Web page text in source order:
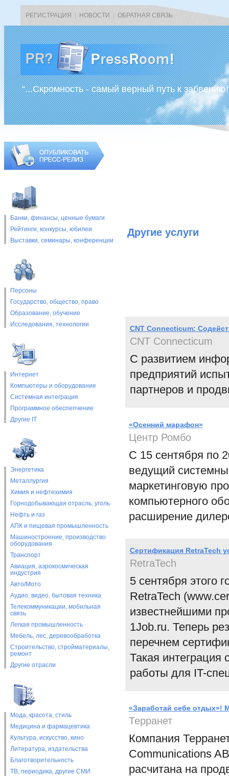
РЕГИСТРАЦИЯ НОВОСТИ ОБРАТНАЯ СВЯЗЬ
“...Скромность - самый верный путь к
Банки, финансы, ценные бумаги
Рейтинги, конкурсы, юбилеи
Выставки, cеминары, конференции
Персоны
Государство, общество, право
Образование, обучение
Исследования, технологии
Интернет
Компьютеры и оборудование
Системная интеграция
Программное обеспепчение
Другие IT
Энергетика
Металлургия
Химия и нефтехимия
Горнодобывающая отрасль, уголь
Нефть и газ
АПК и пищевая промышленность
Машиностроение, производство
оборудования
Транспорт
Авиация, аэрокосмическая
индустрия
Авто/Мото
Аудио, видео, бытовая техника
Телекоммуникации, мобильная
связь
Легкая промышленность
Мебель, лес, деревообработка
Строительство, стройматериалы,
ремонт
Другие отрасли
Мода, красота, стиль
Медицина и фармацевтика
Культура, искусство, кино
Литература, издательства
Благотворительность
ТВ, периодика, другие СМИ
Другие услуги
СNT Connecticum:
CNT Connecticum
С развитием
предприятий
партнеров и
«Осенний марафон»
Центр Ромбо
C 15 сентября по
ведущий
маркетинговую
компьютерного
расширение
Сертификация RetraTech
RetraTech
5 сентября этого
RetraTech
известнейшими
1Job.ru. Теперь
перечнем
Такая интеграция
работы для IT-
«Заработай себе отдых»!
Терранет
Компания
Communications
расчитана на